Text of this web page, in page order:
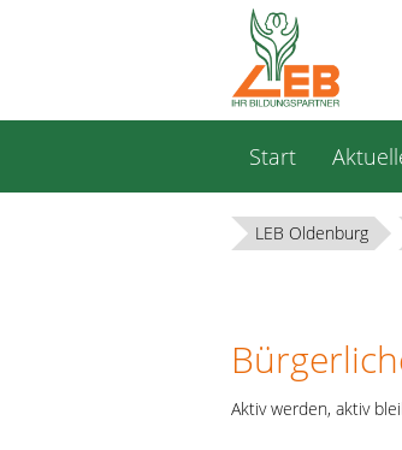
überspringen
Start
LEB Oldenburg
Aktiv werden, aktiv